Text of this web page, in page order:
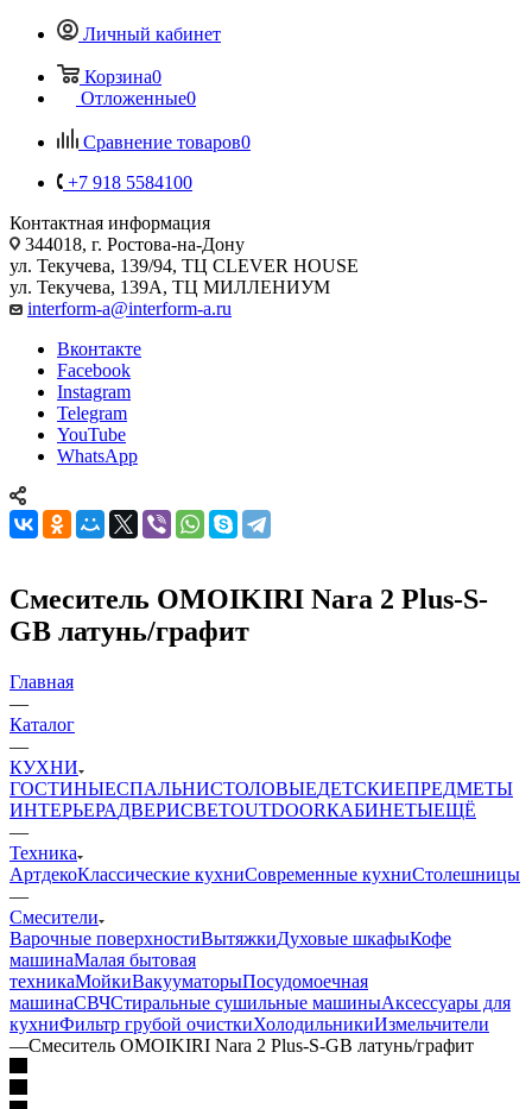
Личный кабинет
Корзина0
Отложенные0
Сравнение товаров0
+7 918 5584100
Контактная информация
344018, г. Ростова-на-Дону
ул. Текучева, 139/94, ТЦ CLEVER HOUSE
ул. Текучева, 139А, ТЦ МИЛЛЕНИУМ
interform-a@interform-a.ru
Вконтакте
Facebook
Instagram
Telegram
YouTube
WhatsApp
Смеситель OMOIKIRI Nara 2 Plus-S-
GB латунь/графит
Главная
—
Каталог
—
КУХНИ
ГОСТИНЫЕСПАЛЬНИСТОЛОВЫЕДЕТСКИЕПРЕДМЕТЫ
ИНТЕРЬЕРАДВЕРИСВЕТOUTDOORКАБИНЕТЫЕЩЁ
—
Техника
АртдекоКлассические кухниСовременные кухниСтолешницы
—
Смесители
Варочные поверхностиВытяжкиДуховые шкафыКофе
машинаМалая бытовая
техникаМойкиВакууматорыПосудомоечная
машинаСВЧСтиральные сушильные машиныАксессуары для
кухниФильтр грубой очисткиХолодильникиИзмельчители
—Смеситель OMOIKIRI Nara 2 Plus-S-GB латунь/графит